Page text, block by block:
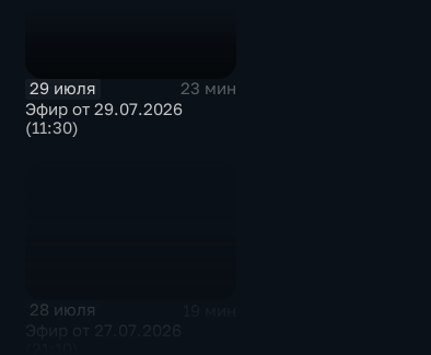
29 июля
23 мин
Эфир от 29.07.2026
(11:30)
28 июля